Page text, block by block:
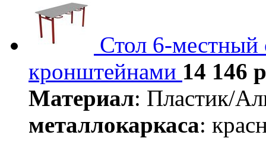
Стол 6-местный
кронштейнами 14 146
Материал: Пластик/
металлокаркаса: